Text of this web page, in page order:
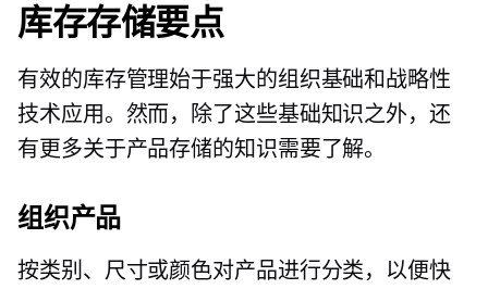
库存存储要点
有效的库存管理始于强大的组织基础和战略性
技术应用。然而，除了这些基础知识之外，还
有更多关于产品存储的知识需要了解。
组织产品
按类别、尺寸或颜色对产品进行分类，以便快